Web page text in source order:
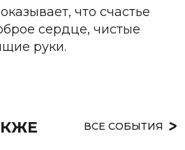
что счастье
сердце, чистые
руки.
ВСЕ СОБЫТИЯ